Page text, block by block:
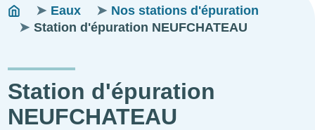
Fils
d'ariane
You
are
Eaux
Nos stations d'épuration
Station d'épuration NEUFCHATEAU
Station d'épuration
NEUFCHATEAU